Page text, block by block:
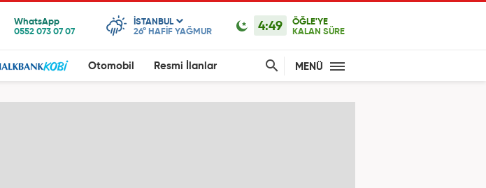
ISTANBUL
26° HAFİF YAĞMUR 4:49
ÖĞLE'YE
KALAN SÜRE
Otomobil Resmi İlanlar MENÜ